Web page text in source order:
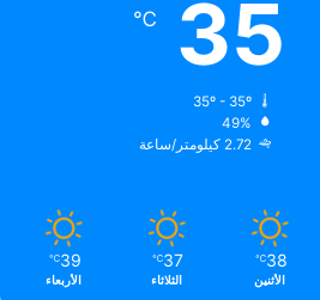
35
℃
49%
2.72 كيلومتر/ساعة
38
℃
الأثنين
37
℃
الثلاثاء
39
℃
الأربعاء